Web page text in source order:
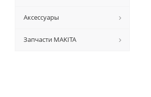
Аксессуары
Запчасти MAKITA